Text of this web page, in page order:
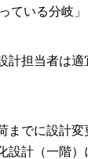
ている分岐
計担当者は
までに設計
計（一階）